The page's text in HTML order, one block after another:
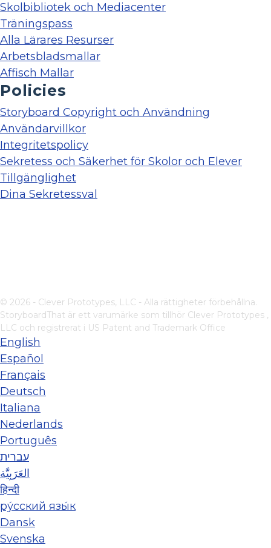
Skolbibliotek och Mediacenter
Träningspass
Alla Lärares Resurser
Arbetsbladsmallar
Affisch Mallar
Policies
Storyboard Copyright och Användning
Användarvillkor
Integritetspolicy
Sekretess och Säkerhet för Skolor och Elever
Tillgänglighet
Dina Sekretessval
© 2026 - Clever Prototypes, LLC - Alla rättigheter förbehållna.
StoryboardThat är ett varumärke som tillhör Clever Prototypes ,
LLC och registrerat i US Patent and Trademark Office
English
Español
Français
Deutsch
Italiana
Nederlands
Português
עברית
العَرَبِيَّة
हिन्दी
ру́сский язы́к
Dansk
Svenska